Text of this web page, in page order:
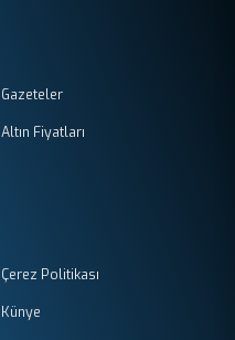
Gazeteler
Altın Fiyatları
Çerez Politikası
Künye